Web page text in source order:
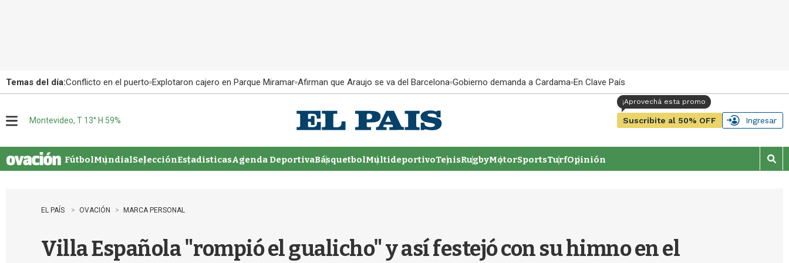
Temas del día:Conflicto en el puerto Explotaron cajero en Parque Miramar Afirman que Araujo se va del Barcelona Gobierno demanda a Cardama En Clave País
u
Montevideo, T 13° H 59% Suscribite al 50% OFF Ingresar
FútbolMundialSelecciónEstadisticasAgenda DeportivaBásquetbolMultideportivoTenisRugbyMotorSportsTurfOpinión
M
o
EL PAÍS OVACIÓN MARCA PERSONAL
Villa Española "rompió el gualicho" y así festejó con su himno en el